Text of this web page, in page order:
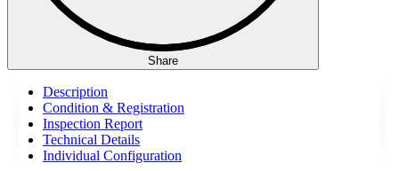
Share
Description
Condition & Registration
Inspection Report
Technical Details
Individual Configuration